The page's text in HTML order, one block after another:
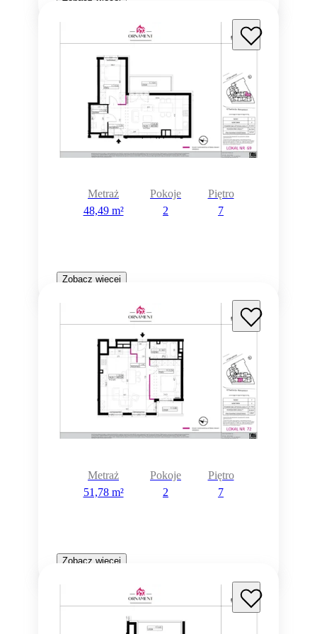
Metraż
48,49 m²
Pokoje
2
Piętro
7
Zobacz więcej
Metraż
51,78 m²
Pokoje
2
Piętro
7
Zobacz więcej